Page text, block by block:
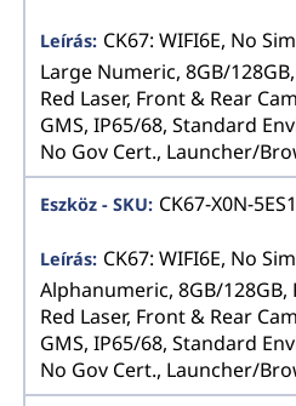
CK67: WIFI6E, No
Large Numeric, 8GB/
Red Laser, Front & Rear
GMS, IP65/68, Standard
No Gov Cert., Launcher/
CK67-X0N-
CK67: WIFI6E, No
Alphanumeric, 8GB/128GB,
Red Laser, Front & Rear
GMS, IP65/68, Standard
No Gov Cert., Launcher/